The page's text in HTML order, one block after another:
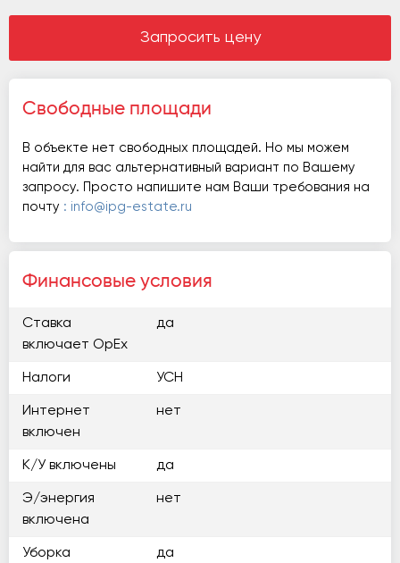
Запросить цену
Свободные площади
В объекте нет свободных площадей. Но мы можем
найти для вас альтернативный вариант по Вашему
запросу. Просто напишите нам Ваши требования на
почту : info@ipg-estate.ru
Финансовые условия
Ставка
включает OpEx
да
Налоги УСН
Интернет
включен
нет
К/У включены да
Э/энергия
включена
нет
Уборка да